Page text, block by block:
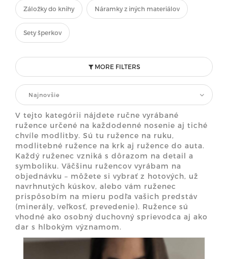
Záložky do knihy Náramky z iných materiálov
Sety šperkov
MORE FILTERS
Najnovšie
V tejto kategórii nájdete ručne vyrábané
ružence určené na každodenné nosenie aj tiché
chvíle modlitby. Sú tu ružence na ruku,
modlitebné ružence na krk aj ružence do auta.
Každý ruženec vzniká s dôrazom na detail a
symboliku. Väčšinu ružencov vyrábam na
objednávku – môžete si vybrať z hotových, už
navrhnutých kúskov, alebo vám ruženec
prispôsobím na mieru podľa vašich predstáv
(minerály, veľkosť, prevedenie). Ružence sú
vhodné ako osobný duchovný sprievodca aj ako
dar s hlbokým významom.